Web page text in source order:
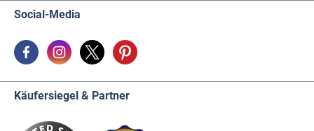
Social-Media
Käufersiegel & Partner